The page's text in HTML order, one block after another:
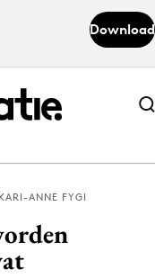
Download
Abonneer nu
Abonneer nu
KARI-ANNE FYGI